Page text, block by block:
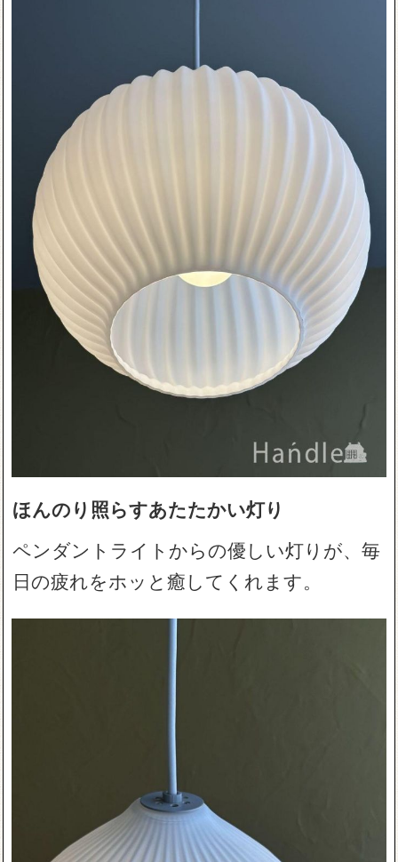
ほんのり照らすあたたかい灯り
ペンダントライトからの優しい灯りが、毎
日の疲れをホッと癒してくれます。